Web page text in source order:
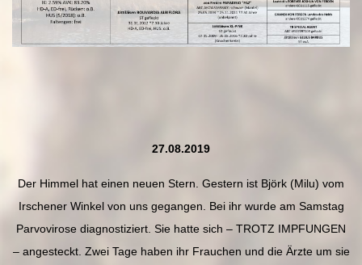
27.08.2019
Der Himmel hat einen neuen Stern. Gestern ist Björk (Milu) vom
Irschener Winkel von uns gegangen. Bei ihr wurde am Samstag
Parvovirose diagnostiziert. Sie hatte sich – TROTZ IMPFUNGEN
– angesteckt. Zwei Tage haben ihr Frauchen und die Ärzte um sie